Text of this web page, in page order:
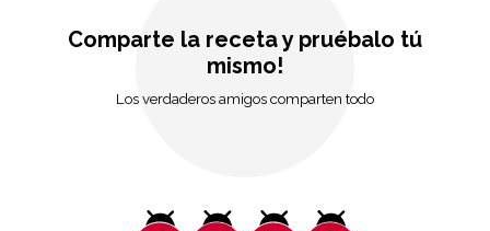
Comparte la receta y pruébalo tú
mismo!
Los verdaderos amigos comparten todo